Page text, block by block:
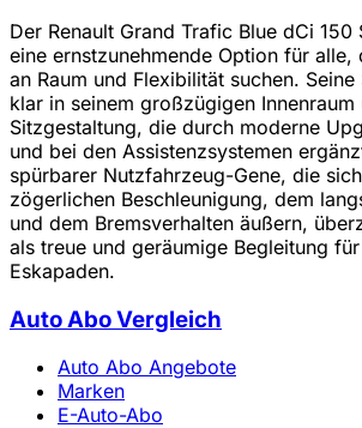
Der Renault Grand Trafic Blue dCi 150
eine ernstzunehmende Option für alle,
an Raum und Flexibilität suchen.
klar in seinem großzügigen
Sitzgestaltung, die durch moderne
und bei den Assistenzsystemen
spürbarer Nutzfahrzeug-Gene, die
zögerlichen Beschleunigung, dem
und dem Bremsverhalten äußern,
als treue und geräumige Begleitung
Eskapaden.
Auto Abo Vergleich
Auto Abo Angebote
Marken
E-Auto-Abo